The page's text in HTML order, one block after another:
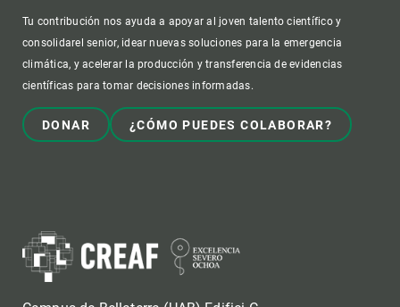
Tu contribución nos ayuda a apoyar al joven talento científico y
consolidarel senior, idear nuevas soluciones para la emergencia
climática, y acelerar la producción y transferencia de evidencias
científicas para tomar decisiones informadas.
DONAR ¿CÓMO PUEDES COLABORAR?